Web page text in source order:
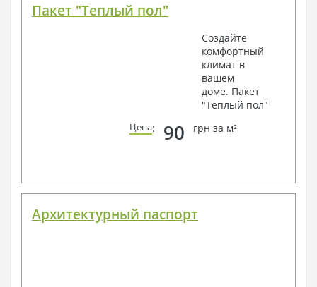
Пакет "Теплый пол"
Создайте
комфортный
климат в
вашем
доме. Пакет
"Теплый пол"
Цена: 90 грн за м²
Архитектурный паспорт